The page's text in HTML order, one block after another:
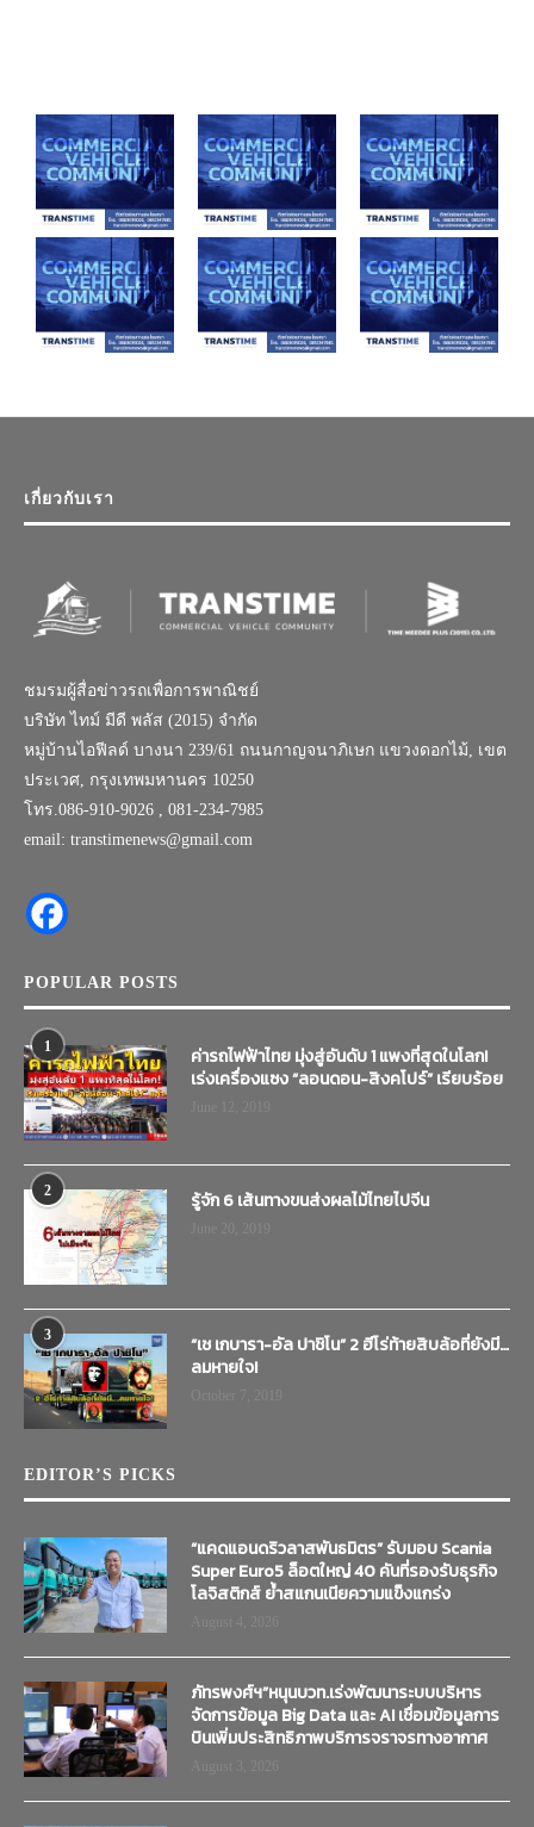
เกี่ยวกับเรา
ชมรมผู้สื่อข่าวรถเพื่อการพาณิชย์
บริษัท ไทม์ มีดี พลัส (2015) จำกัด
หมู่บ้านไอฟีลด์ บางนา 239/61 ถนนกาญจนาภิเษก แขวงดอกไม้, เขต
ประเวศ, กรุงเทพมหานคร 10250
โทร.086-910-9026 , 081-234-7985
email: transtimenews@gmail.com
POPULAR POSTS
1
ค่ารถไฟฟ้าไทย มุ่งสู่อันดับ 1 แพงที่สุดในโลก!
เร่งเครื่องแซง “ลอนดอน-สิงคโปร์” เรียบร้อย
2 รู้จัก 6 เส้นทางขนส่งผลไม้ไทยไปจีน
3
“เช เกบารา-อัล ปาชิโน” 2 ฮีโร่ท้ายสิบล้อที่ยังมี…
ลมหายใจ!
EDITOR’S PICKS
“แคดแอนดริวลาสพันธมิตร” รับมอบ Scania
Super Euro5 ล็อตใหญ่ 40 คันที่รองรับธุรกิจ
โลจิสติกส์ ย้ำสแกนเนียความแข็งแกร่ง
ภัทรพงศ์ฯ”หนุนบวท.เร่งพัฒนาระบบบริหาร
จัดการข้อมูล Big Data และ AI เชื่อมข้อมูลการ
บินเพิ่มประสิทธิภาพบริการจราจรทางอากาศ